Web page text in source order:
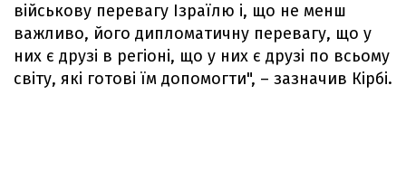
військову перевагу Ізраїлю і, що не менш
важливо, його дипломатичну перевагу, що у
них є друзі в регіоні, що у них є друзі по всьому
світу, які готові їм допомогти", – зазначив Кірбі.